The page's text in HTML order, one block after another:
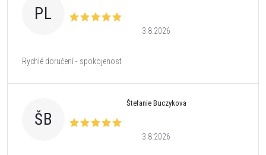
PL
3.8.2026
Rychlé doručení - spokojenost
ŠB
Štefanie Buczykova
3.8.2026